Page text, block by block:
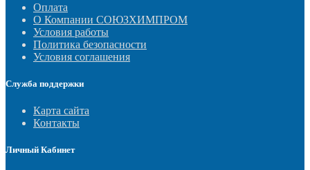
Оплата
О Компании СОЮЗХИМПРОМ
Условия работы
Политика безопасности
Условия соглашения
Служба поддержки
Карта сайта
Контакты
Личный Кабинет